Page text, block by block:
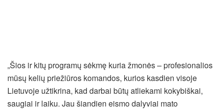
„Šios ir kitų programų sėkmę kuria žmonės – profesionalios
mūsų kelių priežiūros komandos, kurios kasdien visoje
Lietuvoje užtikrina, kad darbai būtų atliekami kokybiškai,
saugiai ir laiku. Jau šiandien eismo dalyviai mato